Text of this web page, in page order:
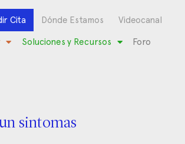
Cita Dónde Estamos Videocanal
Soluciones y Recursos Foro
sintomas